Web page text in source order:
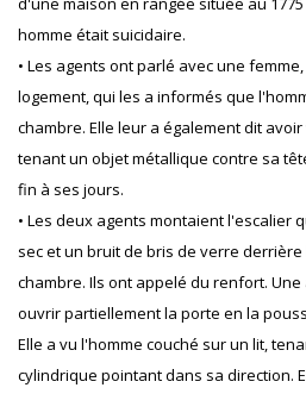
homme était suicidaire.
• Les agents ont parlé avec une
logement, qui les a informés que
chambre. Elle leur a également dit
tenant un objet métallique contre sa
fin à ses jours.
• Les deux agents montaient l'escalier
sec et un bruit de bris de verre
chambre. Ils ont appelé du renfort.
ouvrir partiellement la porte en la
Elle a vu l'homme couché sur un lit,
cylindrique pointant dans sa direction.